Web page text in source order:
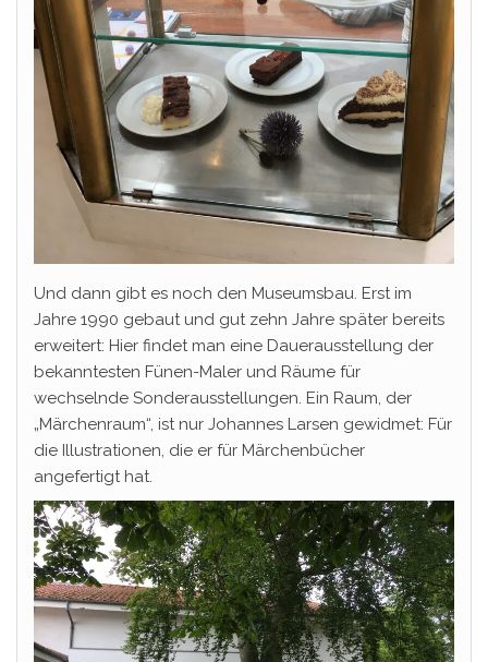
Und dann gibt es noch den Museumsbau. Erst im
Jahre 1990 gebaut und gut zehn Jahre später bereits
erweitert: Hier findet man eine Dauerausstellung der
bekanntesten Fünen-Maler und Räume für
wechselnde Sonderausstellungen. Ein Raum, der
„Märchenraum“, ist nur Johannes Larsen gewidmet: Für
die Illustrationen, die er für Märchenbücher
angefertigt hat.